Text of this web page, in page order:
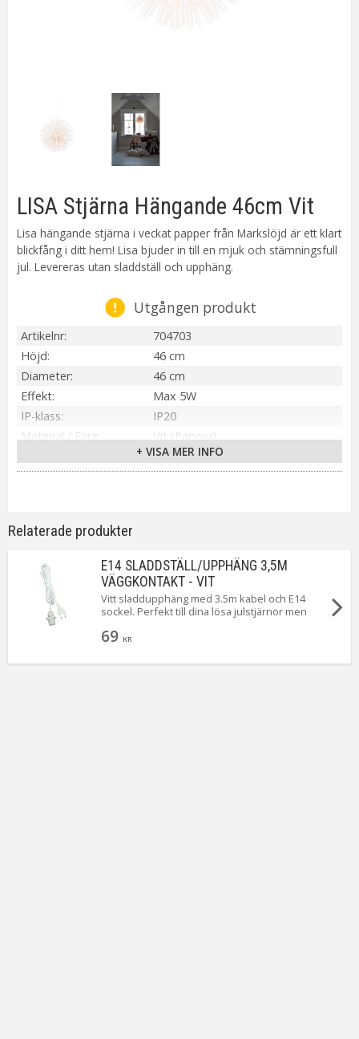
LISA Stjärna Hängande 46cm Vit
Lisa hängande stjärna i veckat papper från Markslöjd är ett klart
blickfång i ditt hem! Lisa bjuder in till en mjuk och stämningsfull
jul. Levereras utan sladdställ och upphäng.
Utgången produkt
Artikelnr
704703
Höjd
46 cm
Diameter
46 cm
Effekt
Max 5W
IP-klass
IP20
Material / Färg
Vit (Papper)
Ingår Ej
Sockel
E14
Skärmstorlek
Vit (Papper)
Tillverkare
Markslöjd
+ VISA MER INFO
Relaterade produkter
E14 SLADDSTÄLL/UPPHÄNG 3,5M
VÄGGKONTAKT - VIT
Vitt sladdupphäng med 3.5m kabel och E14
sockel. Perfekt till dina lösa julstjärnor men
ett E14 upphäng. Levereras med stickkontakt
69 KR